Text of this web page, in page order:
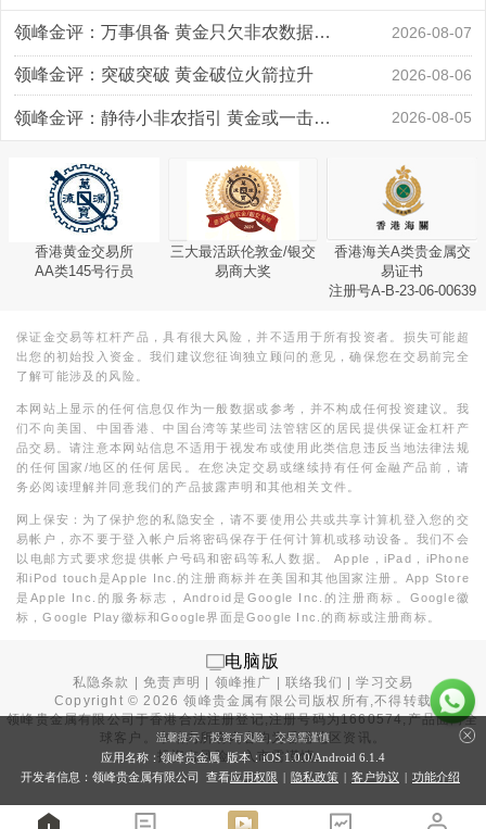
领峰金评：万事俱备 黄金只欠非农数据“东风” 2026-08-07
领峰金评：突破突破 黄金破位火箭拉升 2026-08-06
领峰金评：静待小非农指引 黄金或一击破局 2026-08-05
香港黄金交易所
AA类145号行员
三大最活跃伦敦金/银交
易商大奖
香港海关A类贵金属交
易证书
注册号A-B-23-06-00639
保证金交易等杠杆产品，具有很大风险，并不适用于所有投资者。损失可能超
出您的初始投入资金。我们建议您征询独立顾问的意见，确保您在交易前完全
了解可能涉及的风险。
本网站上显示的任何信息仅作为一般数据或参考，并不构成任何投资建议。我
们不向美国、中国香港、中国台湾等某些司法管辖区的居民提供保证金杠杆产
品交易。请注意本网站信息不适用于视发布或使用此类信息违反当地法律法规
的任何国家/地区的任何居民。在您决定交易或继续持有任何金融产品前，请
务必阅读理解并同意我们的产品披露声明和其他相关文件。
网上保安：为了保护您的私隐安全，请不要使用公共或共享计算机登入您的交
易帐户，亦不要于登入帐户后将密码保存于任何计算机或移动设备。我们不会
以电邮方式要求您提供帐户号码和密码等私人数据。 Apple，iPad，iPhone
和iPod touch是Apple Inc.的注册商标并在美国和其他国家注册。App Store
是Apple Inc.的服务标志，Android是Google Inc.的注册商标。Google徽
标，Google Play徽标和Google界面是Google Inc.的商标或注册商标。
电脑版
私隐条款 |免责声明 领峰推广 |联络我们 |学习交易
Copyright ©2026 领峰贵金属有限公司版权所有,不得转载
领峰贵金属有限公司于香港合法注册登记,注册号码为1660574,产品面向全
球客户。本站内所有内容均为香港地区资讯。
投资有风险，入市需谨慎。
温馨提示：投资有风险，交易需谨慎
应用名称：领峰贵金属 版本：iOS 1.0.0/Android 6.1.4
开发者信息：领峰贵金属有限公司 查看应用权限 | 隐私政策 | 客户协议 | 功能介绍